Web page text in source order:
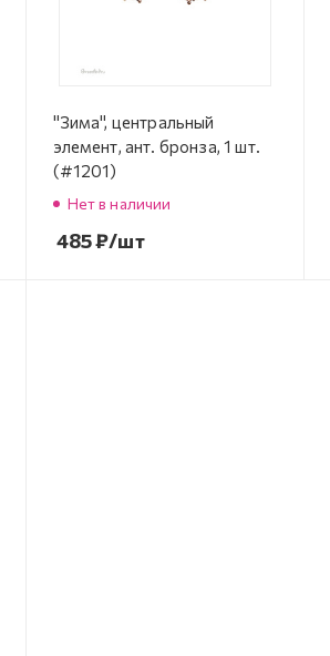
"Зима", центральный
элемент, ант. бронза, 1 шт.
(#1201)
Нет в наличии
485₽/шт